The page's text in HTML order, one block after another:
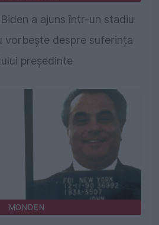
a ajuns într-un stadiu
vorbește despre suferința
președinte
MONDEN